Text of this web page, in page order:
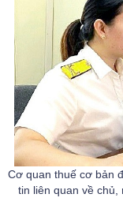
Cơ quan thuế cơ bản
tin liên quan về